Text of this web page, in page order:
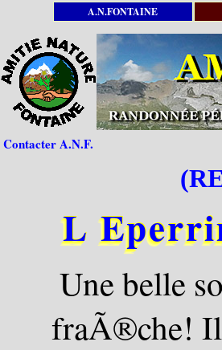
A.N.FONTAINE
Contacter A.N.F.
L
Une belle
fraÃ®che! Il